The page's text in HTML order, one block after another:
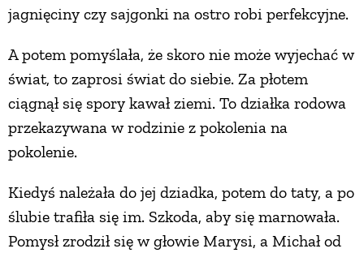
jagnięciny czy sajgonki na ostro robi perfekcyjne.
A potem pomyślała, że skoro nie może wyjechać w
świat, to zaprosi świat do siebie. Za płotem
ciągnął się spory kawał ziemi. To działka rodowa
przekazywana w rodzinie z pokolenia na
pokolenie.
Kiedyś należała do jej dziadka, potem do taty, a po
ślubie trafiła się im. Szkoda, aby się marnowała.
Pomysł zrodził się w głowie Marysi, a Michał od